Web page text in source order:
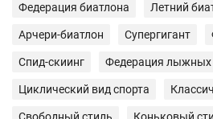
Федерация биатлона Летний
Арчери-биатлон Супергигант
Спид-скиинг Федерация лыжных
Циклический вид спорта